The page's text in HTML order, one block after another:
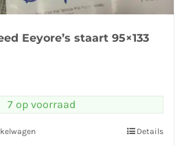
Eeyore’s staart 95×133
7 op voorraad
Details